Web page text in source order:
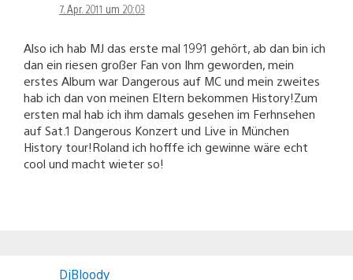
7. Apr. 2011 um 20:03
Also ich hab MJ das erste mal 1991 gehört, ab dan bin ich
dan ein riesen großer Fan von Ihm geworden, mein
erstes Album war Dangerous auf MC und mein zweites
hab ich dan von meinen Eltern bekommen History!Zum
ersten mal hab ich ihm damals gesehen im Ferhnsehen
auf Sat.1 Dangerous Konzert und Live in München
History tour!Roland ich hofffe ich gewinne wäre echt
cool und macht wieter so!
DjBloody